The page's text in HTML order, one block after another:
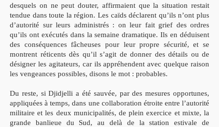
desquels on ne peut douter, affirmaient que la situation restait
tendue dans toute la région. Les caïds déclarent qu’ils n’ont plus
d’autorité sur leurs administrés : on leur fait grief des ordres
qu’ils ont exécutés dans la semaine dramatique. Ils en déduisent
des conséquences fâcheuses pour leur propre sécurité, et se
montrent réticents dès qu’il s’agit de donner des détails ou de
désigner les agitateurs, car ils appréhendent avec quelque raison
les vengeances possibles, disons le mot : probables.
Du reste, si Djidjelli a été sauvée, par des mesures opportunes,
appliquées à temps, dans une collaboration étroite entre l’autorité
militaire et les deux municipalités, de plein exercice et mixte, la
grande banlieue du Sud, au delà de la station estivale de